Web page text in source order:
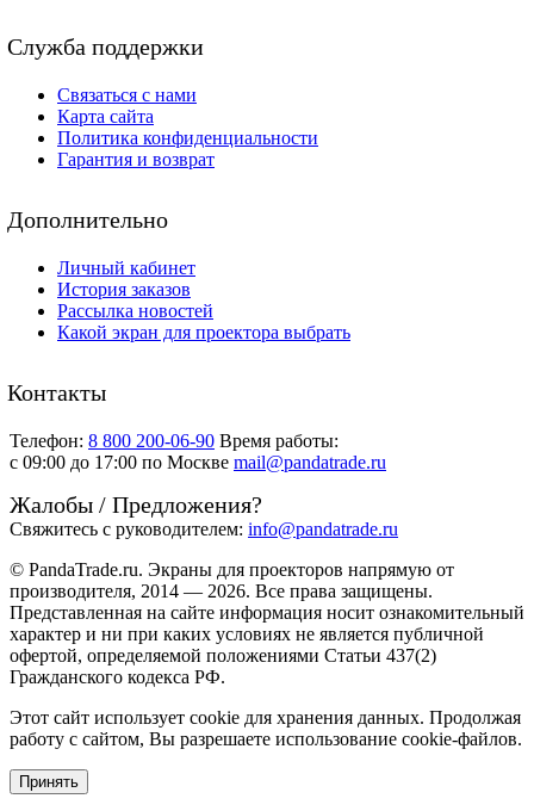
Служба поддержки
Связаться с нами
Карта сайта
Политика конфиденциальности
Гарантия и возврат
Дополнительно
Личный кабинет
История заказов
Рассылка новостей
Какой экран для проектора выбрать
Контакты
Телефон: 8 800 200-06-90 Время работы:
c 09:00 до 17:00 по Москве mail@pandatrade.ru
Жалобы / Предложения?
Свяжитесь с руководителем: info@pandatrade.ru
© PandaTrade.ru. Экраны для проекторов напрямую от
производителя, 2014 — 2026. Все права защищены.
Представленная на сайте информация носит ознакомительный
характер и ни при каких условиях не является публичной
офертой, определяемой положениями Статьи 437(2)
Гражданского кодекса РФ.
Этот сайт использует cookie для хранения данных. Продолжая
работу с сайтом, Вы разрешаете использование cookie-файлов.
Принять